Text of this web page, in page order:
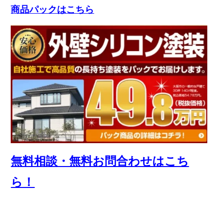
商品パックはこちら
無料相談・無料お問合わせはこち
ら！